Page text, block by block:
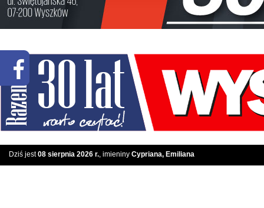
Dziś jest08 sierpnia 2026 r., imieniny Cypriana, Emiliana